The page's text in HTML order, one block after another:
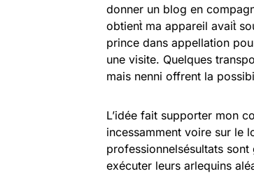
donner un blog en
obtient̀ ma appareil avait̀
prince dans appellation
une visite. Quelques
mais nenni offrent la
L’idée fait supporter mon
incessamment voire sur le
professionnelsésultats
exécuter leurs arlequins